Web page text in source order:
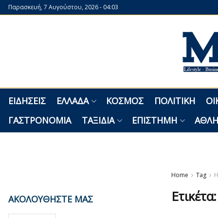
Παρασκευή, 7 Αυγούστου, 2026 - 04:03
ΕΙΔΉΣΕΙΣ ΕΛΛΆΔΑ ΚΌΣΜΟΣ ΠΟΛΙΤΙΚΉ
ΓΑΣΤΡΟΝΟΜΊΑ
ΤΑΞΊΔΙΑ ΕΠΙΣΤΉΜΗ
Home Tag
ΑΚΟΛΟΥΘΗΣΤΕ ΜΑΣ